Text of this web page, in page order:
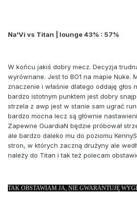
Na'Vi vs Titan | lounge 43% : 57%
W końcu jakiś dobry mecz. Decyzja
wyrównane. Jest to BO1 na mapie Nuke.
znaczenie i właśnie dlatego oddaję głos
bardzo istotnym punktem jest dobry
strzela z awp jest w stanie sam ugrać
bardzo mocna lecz są głównie
Zapewne GuardiaN będzie próbował
ale bardzo daleko mu do poziomu
stron, w których zaczną drużyny ale
należy do Titan i tak też polecam
TAK OBSTAWIAM JA, NIE GWARANTUJĘ